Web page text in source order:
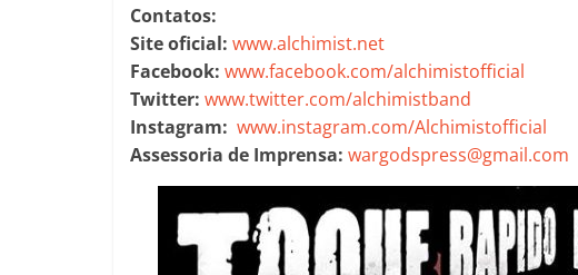
Contatos:
Site oficial: www.alchimist.net
Facebook: www.facebook.com/alchimistofficial
Twitter: www.twitter.com/alchimistband
Instagram: www.instagram.com/Alchimistofficial
Assessoria de Imprensa: wargodspress@gmail.com